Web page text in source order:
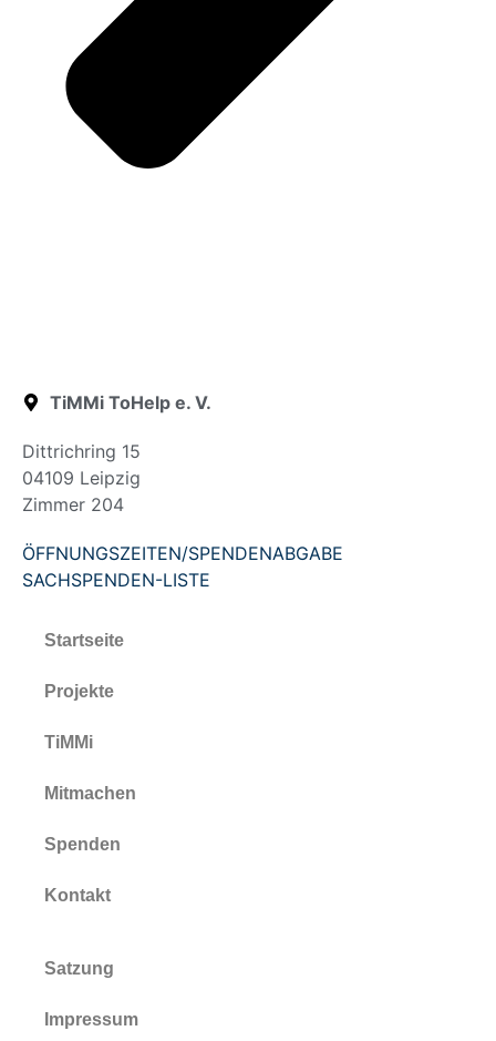
TiMMi ToHelp e. V.
Dittrichring 15
04109 Leipzig
Zimmer 204
ÖFFNUNGSZEITEN/SPENDENABGABE
SACHSPENDEN-LISTE
Startseite
Projekte
TiMMi
Mitmachen
Spenden
Kontakt
Satzung
Impressum